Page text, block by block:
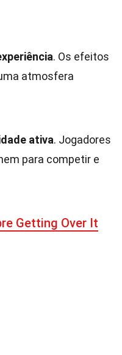
. Os efeitos
atmosfera
ativa. Jogadores
para competir e
Getting Over It